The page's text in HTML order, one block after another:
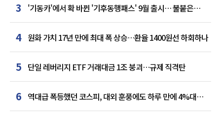
3
'기동카'에서 확 바뀐 '기후동행패스' 9월 출시… 불붙은
카드사 경쟁
4 원화 가치 17년 만에 최대 폭 상승…환율 1400원선 하회하나
5 단일 레버리지 ETF 거래대금 1조 붕괴…규제 직격탄
6 역대급 폭등했던 코스피, 대외 훈풍에도 하루 만에 4%대
급락